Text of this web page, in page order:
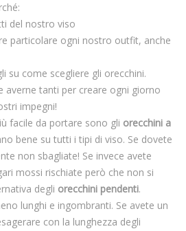
del nostro viso
particolare ogni nostro outfit, anche
su come scegliere gli orecchini.
averne tanti per creare ogni giorno
impegni!
facile da portare sono gli orecchini a
bene su tutti i tipi di viso. Se dovete
non sbagliate! Se invece avete
mossi rischiate però che non si
degli orecchini pendenti.
lunghi e ingombranti. Se avete un
con la lunghezza degli